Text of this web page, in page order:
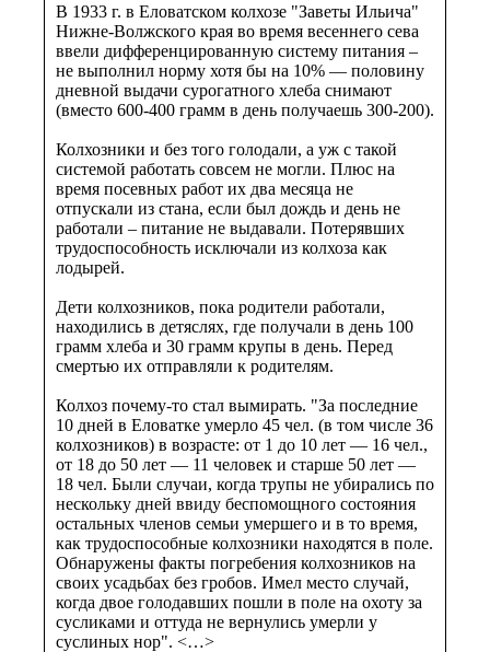
В 1933 г. в Еловатском колхозе "Заветы Ильича"
Нижне-Волжского края во время весеннего сева
ввели дифференцированную систему питания –
не выполнил норму хотя бы на 10% — половину
дневной выдачи сурогатного хлеба снимают
(вместо 600-400 грамм в день получаешь 300-200).
Колхозники и без того голодали, а уж с такой
системой работать совсем не могли. Плюс на
время посевных работ их два месяца не
отпускали из стана, если был дождь и день не
работали – питание не выдавали. Потерявших
трудоспособность исключали из колхоза как
лодырей.
Дети колхозников, пока родители работали,
находились в детяслях, где получали в день 100
грамм хлеба и 30 грамм крупы в день. Перед
смертью их отправляли к родителям.
Колхоз почему-то стал вымирать. "За последние
10 дней в Еловатке умерло 45 чел. (в том числе 36
колхозников) в возрасте: от 1 до 10 лет — 16 чел.,
от 18 до 50 лет — 11 человек и старше 50 лет —
18 чел. Были случаи, когда трупы не убирались по
нескольку дней ввиду беспомощного состояния
остальных членов семьи умершего и в то время,
как трудоспособные колхозники находятся в поле.
Обнаружены факты погребения колхозников на
своих усадьбах без гробов. Имел место случай,
когда двое голодавших пошли в поле на охоту за
сусликами и оттуда не вернулись умерли у
суслиных нор". <…>